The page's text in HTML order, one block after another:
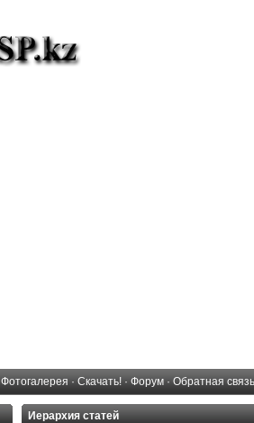
Фотогалерея · Скачать! · Форум · Обратная связь
Иерархия статей